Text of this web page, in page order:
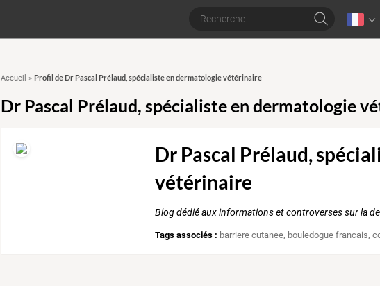
Accueil » Profil de Dr Pascal Prélaud, spécialiste en dermatologie vétérinaire
Dr Pascal Prélaud, spécialiste en dermatologie
Dr Pascal Prélaud,
vétérinaire
Blog dédié aux informations et controverses sur la
Tags associés : barriere cutanee, bouledogue francais,